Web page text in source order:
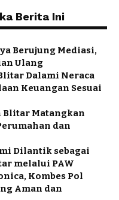
Berita Ini
Berujung Mediasi,
Ulang
Dalami Neraca
Keuangan Sesuai
Blitar Matangkan
dan
Dilantik sebagai
melalui PAW
Kombes Pol
Aman dan